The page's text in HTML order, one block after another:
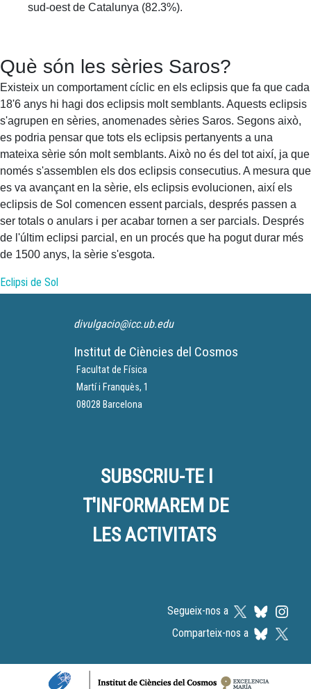
sud-oest de Catalunya (82.3%).
Què són les sèries Saros?
Existeix un comportament cíclic en els eclipsis que fa que cada
18'6 anys hi hagi dos eclipsis molt semblants. Aquests eclipsis
s'agrupen en sèries, anomenades sèries Saros. Segons això,
es podria pensar que tots els eclipsis pertanyents a una
mateixa sèrie són molt semblants. Això no és del tot així, ja que
només s'assemblen els dos eclipsis consecutius. A mesura que
es va avançant en la sèrie, els eclipsis evolucionen, així els
eclipsis de Sol comencen essent parcials, després passen a
ser totals o anulars i per acabar tornen a ser parcials. Després
de l'últim eclipsi parcial, en un procés que ha pogut durar més
de 1500 anys, la sèrie s'esgota.
Eclipsi de Sol
divulgacio@icc.ub.edu
Institut de Ciències del Cosmos
Facultat de Física
Martí i Franquès, 1
08028 Barcelona
SUBSCRIU-TE I
T'INFORMAREM DE
LES ACTIVITATS
Segueix-nos a
Comparteix-nos a
Logos footer